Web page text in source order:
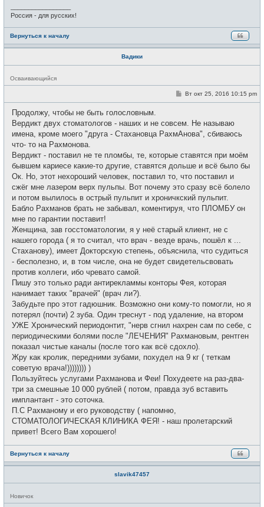
Россия - для русских!
Вернуться к началу
Вадики
Н
е
и
Осваивающийся
С
щ
н
Вт окт 25, 2016 10:15 pm
Продолжу, чтобы не быть голословным.
Вердикт двух стоматологов - наших и не совсем. Не называю
имена, кроме моего "друга - Стахановца РахмАнова", сбиваюсь
что- то на Рахмонова.
Вердикт - поставил не те пломбы, те, которые ставятся при моём
бывшем кариесе какие-то другие, ставятся дольше и всё было бы
Ок. Но, этот нехороший человек, поставил то, что поставил и
сжёг мне лазером верх пульпы. Вот почему это сразу всё болело
и потом вылилось в острый пульпит и хроничкский пульпит.
Бабло Рахманов брать не забывал, коментируя, что ПЛОМБУ он
мне по гарантии поставит!
Женщина, зав госстоматологии, я у неё старый клиент, не с
нашего города ( я то считал, что врач - везде врачь, пошёл к ...
Стаханову), имеет Докторскую степень, объяснила, что судиться
- бесполезно, и, в том числе, она не будет свидетельсвовать
против коллеги, ибо чревато самой.
Пишу это только ради антирекламмы конторы Фея, которая
нанимает таких "врачей" (врач ли?).
Забудьте про этот гадюшник. Возможно они кому-то помогли, но я
потерял (почти) 2 зуба. Один треснут - под удаление, на втором
УЖЕ Хронический периодонтит, "нерв сгнил нахрен сам по себе, с
периодическими болями после "ЛЕЧЕНИЯ" Рахмановым, рентген
показал чистые каналы (после того как всё сдохло).
Жру как кролик, передними зубами, похудел на 9 кг ( теткам
советую врача!)))))))) )
Пользуйтесь услугами Рахманова и Феи! Похудеете на раз-два-
три за смешные 10 000 рублей ( потом, правда зуб вставить
имплантант - это соточка.
П.С Рахманому и его руководству ( напомню,
СТОМАТОЛОГИЧЕСКАЯ КЛИНИКА ФЕЯ! - наш пролетарский
привет! Всего Вам хорошего!
Вернуться к началу
slavik47457
Н
е
Новичок